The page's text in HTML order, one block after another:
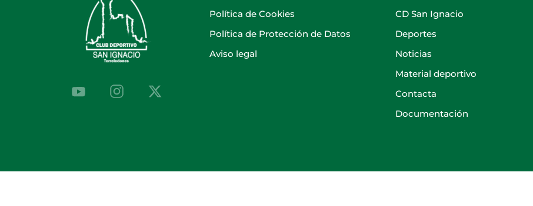
Política de Cookies
Política de Protección de Datos
Aviso legal
CD San Ignacio
Deportes
Noticias
Material deportivo
Contacta
Documentación